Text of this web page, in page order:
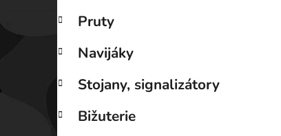
Pruty
Navijáky
Stojany, signalizátory
Bižuterie